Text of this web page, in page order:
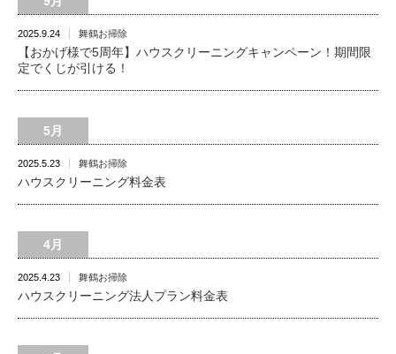
2025.9.24 舞鶴お掃除
【おかげ様で5周年】ハウスクリーニングキャンペーン！期間限
定でくじが引ける！
5月
2025.5.23 舞鶴お掃除
ハウスクリーニング料金表
4月
2025.4.23 舞鶴お掃除
ハウスクリーニング法人プラン料金表